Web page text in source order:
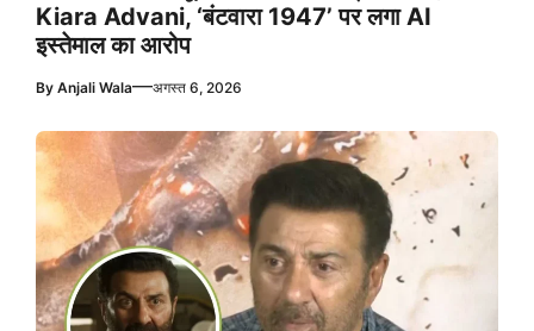
Kiara Advani, ‘बंटवारा 1947’ पर लगा AI
इस्तेमाल का आरोप
By Anjali Wala—अगस्त 6, 2026